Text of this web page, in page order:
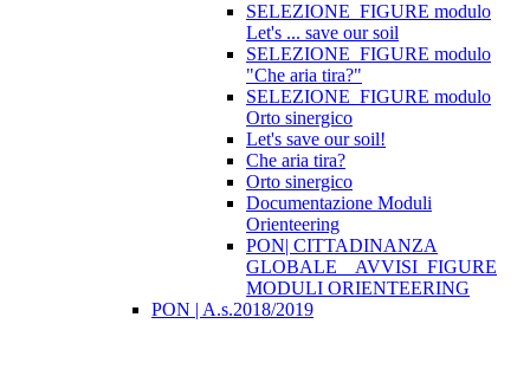
SELEZIONE_FIGURE modulo
Let's ... save our soil
SELEZIONE_FIGURE modulo
"Che aria tira?"
SELEZIONE_FIGURE modulo
Orto sinergico
Let's save our soil!
Che aria tira?
Orto sinergico
Documentazione Moduli
Orienteering
PON| CITTADINANZA
GLOBALE _ AVVISI_FIGURE
MODULI ORIENTEERING
PON | A.s.2018/2019